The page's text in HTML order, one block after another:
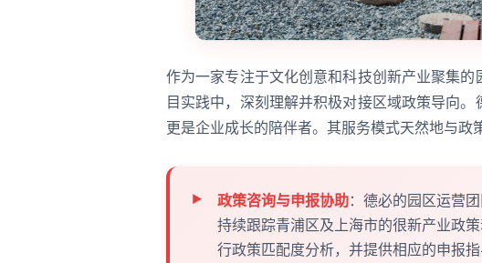
作为一家专注于文化创意和科技创新产业聚集
目实践中，深刻理解并积极对接区域政策导向。
更是企业成长的陪伴者。其服务模式天然地与政
政策咨询与申报协助：德必的园区运营
持续跟踪青浦区及上海市的很新产业政
行政策匹配度分析，并提供相应的申报